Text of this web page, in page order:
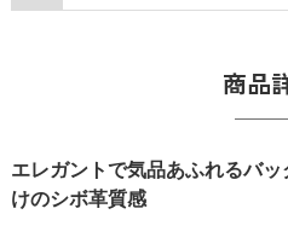
商品
エレガントで気品あふれるバ
けのシボ革質感